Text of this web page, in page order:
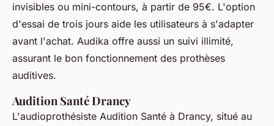
invisibles ou mini-contours, à partir de 95€. L'option
d'essai de trois jours aide les utilisateurs à s'adapter
avant l'achat. Audika offre aussi un suivi illimité,
assurant le bon fonctionnement des prothèses
auditives.
Audition Santé Drancy
L'audioprothésiste Audition Santé à Drancy, situé au